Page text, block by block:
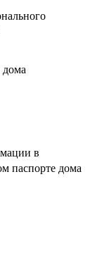
дома
в
паспорте дома